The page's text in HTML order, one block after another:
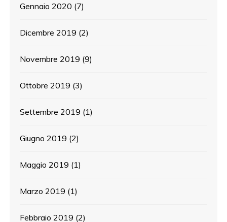
Gennaio 2020 (7)
Dicembre 2019 (2)
Novembre 2019 (9)
Ottobre 2019 (3)
Settembre 2019 (1)
Giugno 2019 (2)
Maggio 2019 (1)
Marzo 2019 (1)
Febbraio 2019 (2)